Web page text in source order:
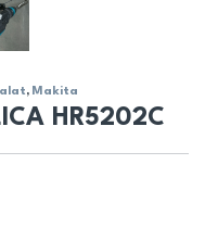
alat, Makita
HR5202C